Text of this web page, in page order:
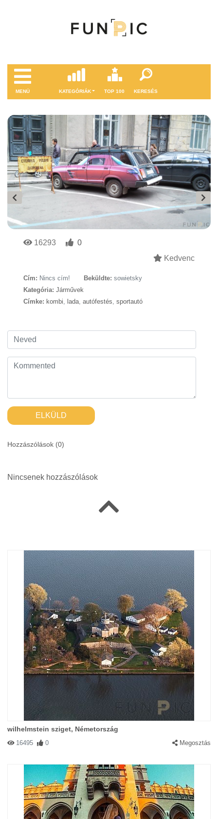
MENÜ KATEGÓRIÁK TOP 100 KERESÉS
16293
0
Kedvenc
Cím: Nincs cím! Beküldte: sowietsky
Kategória: Járművek
Címke: kombi, lada, autófestés, sportautó
ELKÜLD
Hozzászólások (0)
Nincsenek hozzászólások
wilhelmstein sziget, Németország
16495 0 Megosztás